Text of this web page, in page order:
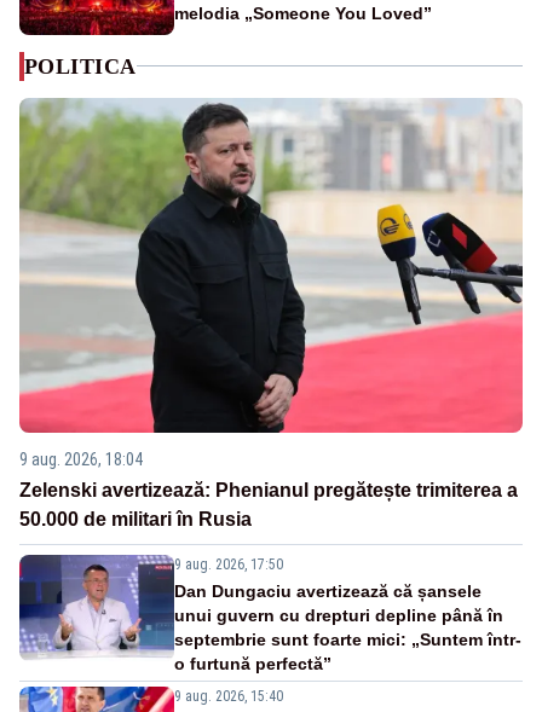
melodia „Someone You Loved”
POLITICA
9 aug. 2026, 18:04
Zelenski avertizează: Phenianul pregătește trimiterea a
50.000 de militari în Rusia
9 aug. 2026, 17:50
Dan Dungaciu avertizează că șansele
unui guvern cu drepturi depline până în
septembrie sunt foarte mici: „Suntem într-
o furtună perfectă”
9 aug. 2026, 15:40